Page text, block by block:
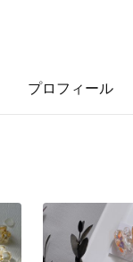
プロフィール